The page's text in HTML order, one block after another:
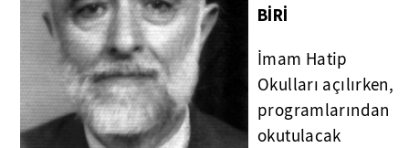
BİRİ
İmam Hatip
Okulları açılırken,
programlarından
okutulacak